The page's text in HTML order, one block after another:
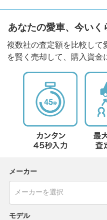
あなたの愛車、今いく
複数社の査定額を比較して
を賢く売却して、購入資金
メーカー
モデル